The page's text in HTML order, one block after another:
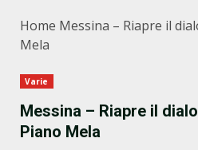
Home Messina – Riapre il
Mela
Varie
Messina – Riapre il
Piano Mela